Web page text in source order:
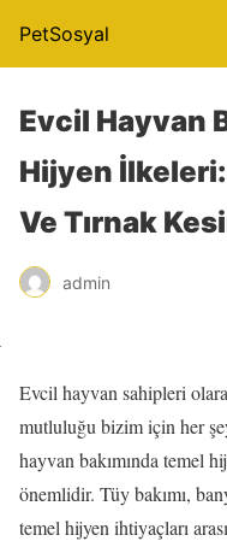
PetSosyal
Evcil Hayvan
Hijyen İlkeleri:
Ve Tırnak
admin
Evcil hayvan sahipleri
mutluluğu bizim için her
hayvan bakımında temel
önemlidir. Tüy bakımı,
temel hijyen ihtiyaçları